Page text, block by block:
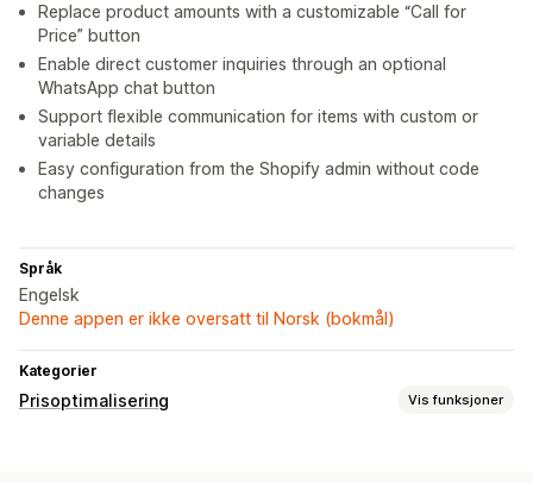
Replace product amounts with a customizable “Call for
Price” button
Enable direct customer inquiries through an optional
WhatsApp chat button
Support flexible communication for items with custom or
variable details
Easy configuration from the Shopify admin without code
changes
Språk
Engelsk
Denne appen er ikke oversatt til Norsk (bokmål)
Kategorier
Prisoptimalisering Vis funksjoner